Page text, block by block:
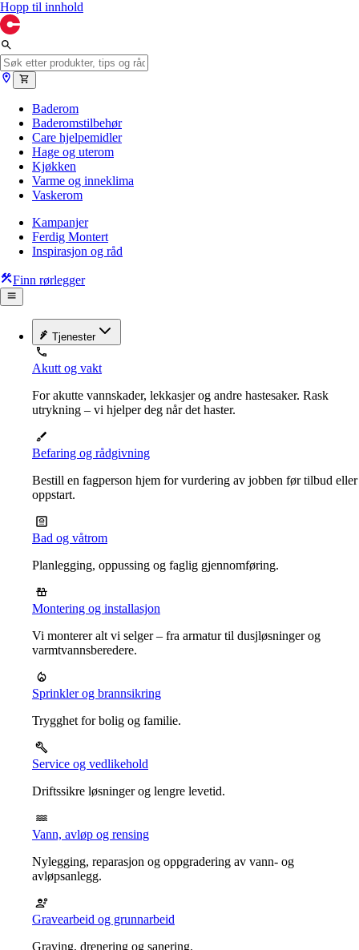
Hopp til innhold
Baderom
Baderomstilbehør
Care hjelpemidler
Hage og uterom
Kjøkken
Varme og inneklima
Vaskerom
Kampanjer
Ferdig Montert
Inspirasjon og råd
Finn rørlegger
Tjenester
Akutt og vakt
For akutte vannskader, lekkasjer og andre hastesaker. Rask
utrykning – vi hjelper deg når det haster.
Befaring og rådgivning
Bestill en fagperson hjem for vurdering av jobben før tilbud eller
oppstart.
Bad og våtrom
Planlegging, oppussing og faglig gjennomføring.
Montering og installasjon
Vi monterer alt vi selger – fra armatur til dusjløsninger og
varmtvannsberedere.
Sprinkler og brannsikring
Trygghet for bolig og familie.
Service og vedlikehold
Driftssikre løsninger og lengre levetid.
Vann, avløp og rensing
Nylegging, reparasjon og oppgradering av vann- og
avløpsanlegg.
Gravearbeid og grunnarbeid
Graving, drenering og sanering.